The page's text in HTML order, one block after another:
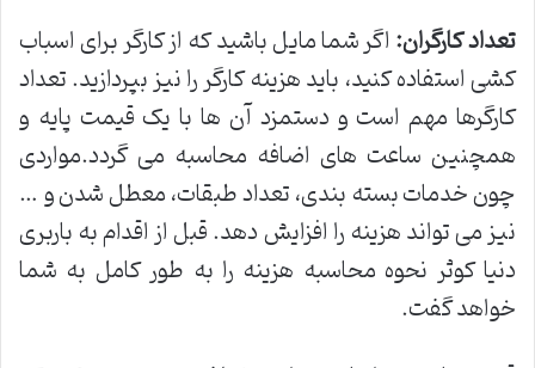
تعداد کارگران:اگر شما مایل باشید که از کارگر برای اسباب
کشی استفاده کنید، باید هزینه کارگر را نیز بپردازید‌. تعداد
کارگرها مهم است و دستمزد آن ها با یک قیمت پایه و
همچنین ساعت های اضافه محاسبه می گردد.مواردی
چون خدمات بسته بندی، تعداد طبقات، معطل شدن و …
نیز می تواند هزینه را افزایش دهد. قبل از اقدام به باربری
دنیا کوثر نحوه محاسبه هزینه را به طور کامل به شما
خواهد گفت.